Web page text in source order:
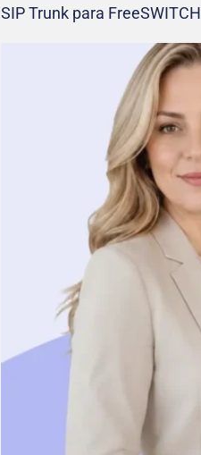
SIP Trunk para FreeSWITCH